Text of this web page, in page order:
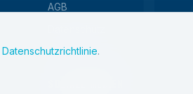
AGB
Průvodce EET 2.0
Datenschutzrichtlinie.